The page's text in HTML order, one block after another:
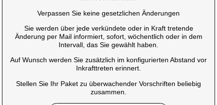
Verpassen Sie keine gesetzlichen Änderungen
Sie werden über jede verkündete oder in Kraft tretende
Änderung per Mail informiert, sofort, wöchentlich oder in dem
Intervall, das Sie gewählt haben.
Auf Wunsch werden Sie zusätzlich im konfigurierten Abstand vor
Inkrafttreten erinnert.
Stellen Sie Ihr Paket zu überwachender Vorschriften beliebig
zusammen.